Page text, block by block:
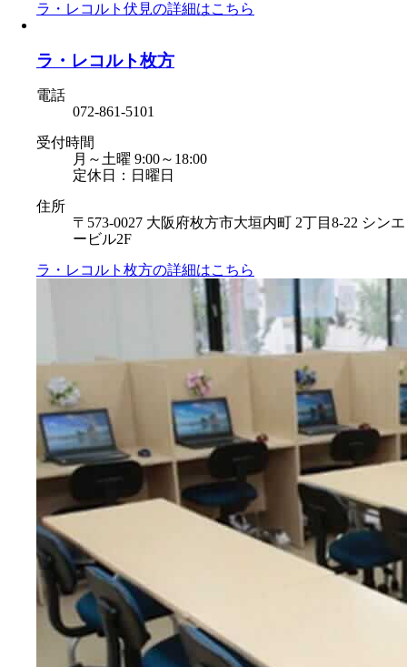
ラ・レコルト伏見の詳細はこちら
ラ・レコルト枚方
電話
072-861-5101
受付時間
月～土曜 9:00～18:00
定休日：日曜日
住所
〒573-0027 大阪府枚方市大垣内町 2丁目8-22 シンエ
ービル2F
ラ・レコルト枚方の詳細はこちら